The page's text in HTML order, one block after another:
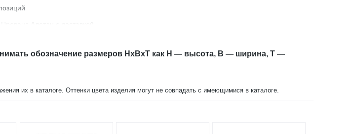
Алетан с доставкой.
обозначение размеров HxBxT как H — высота, B — ширина, T —
их в каталоге. Оттенки цвета изделия могут не совпадать с имеющимися в каталоге.